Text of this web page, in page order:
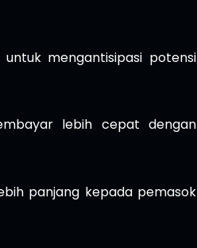
mengantisipasi potensi
lebih cepat dengan
panjang kepada pemasok